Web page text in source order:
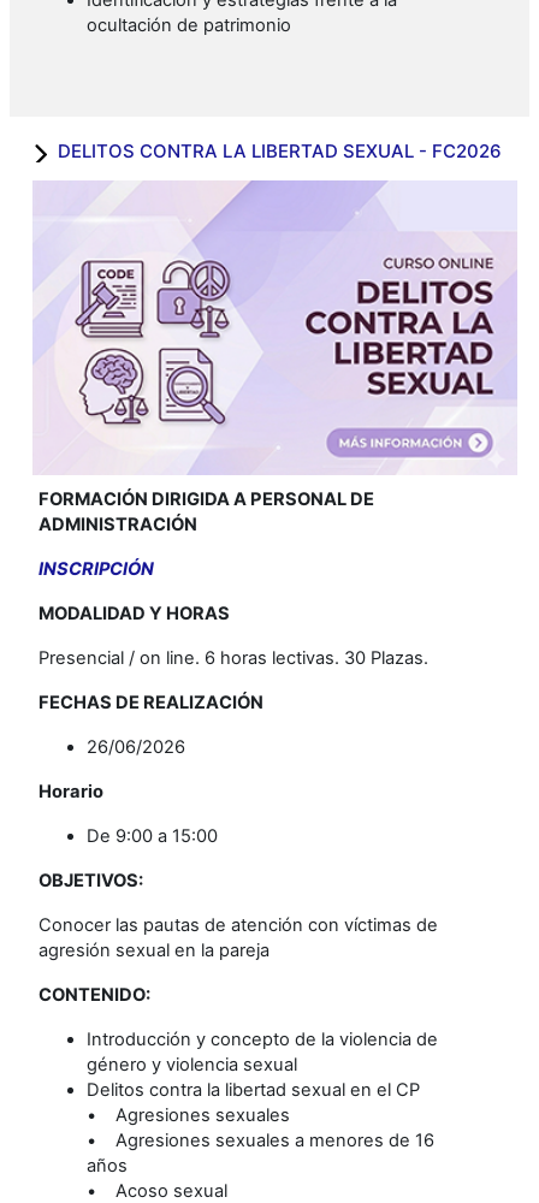
ocultación de patrimonio
DELITOS CONTRA LA LIBERTAD SEXUAL - FC2026
FORMACIÓN DIRIGIDA A PERSONAL DE
ADMINISTRACIÓN
INSCRIPCIÓN
MODALIDAD Y HORAS
Presencial / on line. 6 horas lectivas. 30 Plazas.
FECHAS DE REALIZACIÓN
26/06/2026
Horario
De 9:00 a 15:00
OBJETIVOS:
Conocer las pautas de atención con víctimas de
agresión sexual en la pareja
CONTENIDO:
Introducción y concepto de la violencia de
género y violencia sexual
Delitos contra la libertad sexual en el CP
• Agresiones sexuales
• Agresiones sexuales a menores de 16
años
• Acoso sexual